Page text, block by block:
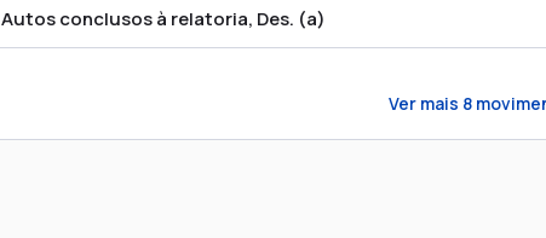
Autos conclusos à relatoria, Des. (a)
Ver mais 8